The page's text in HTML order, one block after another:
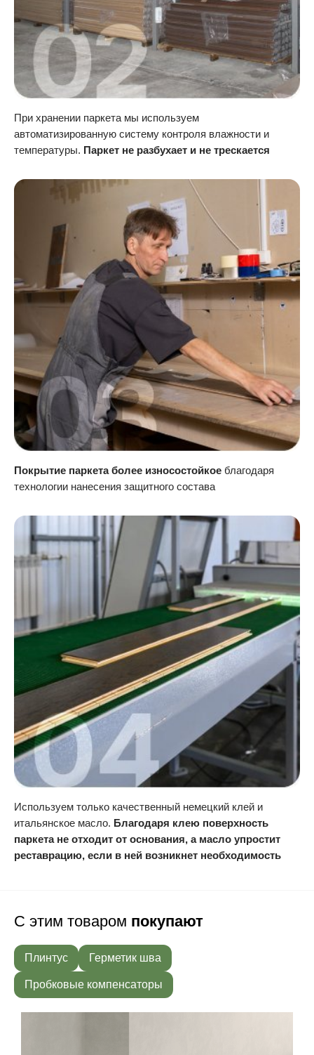
При хранении паркета мы используем
автоматизированную систему контроля влажности и
температуры. Паркет не разбухает и не трескается
Покрытие паркета более износостойкое благодаря
технологии нанесения защитного состава
Используем только качественный немецкий клей и
итальянское масло. Благодаря клею поверхность
паркета не отходит от основания, а масло упростит
реставрацию, если в ней возникнет необходимость
С этим товаром покупают
Плинтус Герметик шва
Пробковые компенсаторы